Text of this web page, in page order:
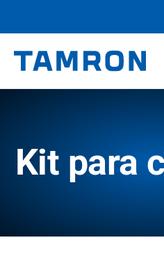
conteúdo
Kit para